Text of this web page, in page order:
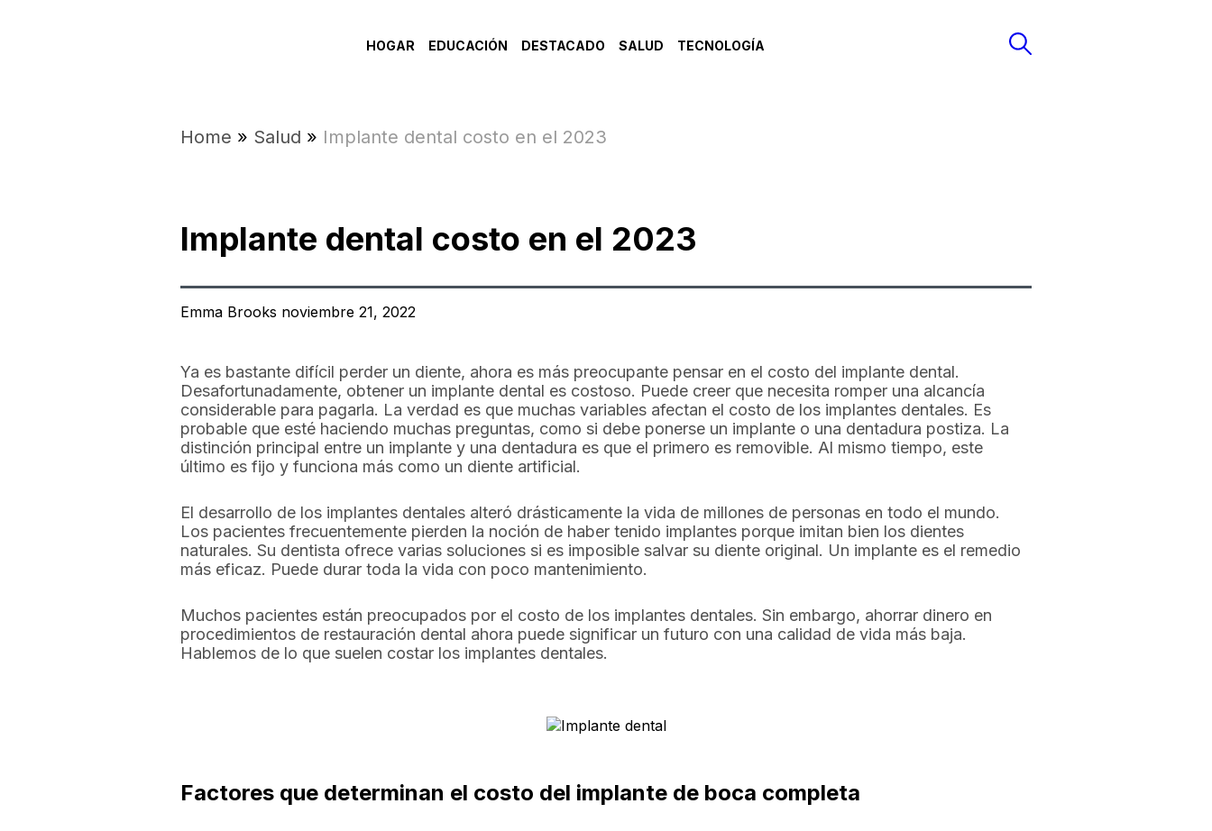
HOGAR EDUCACIÓN DESTACADO SALUD TECNOLOGÍA
Home » Salud » Implante dental costo en el 2023
Implante dental costo en el 2023
Emma Brooks noviembre 21, 2022
Ya es bastante difícil perder un diente, ahora es más preocupante pensar en el costo del implante dental.
Desafortunadamente, obtener un implante dental es costoso. Puede creer que necesita romper una alcancía
considerable para pagarla. La verdad es que muchas variables afectan el costo de los implantes dentales. Es
probable que esté haciendo muchas preguntas, como si debe ponerse un implante o una dentadura postiza. La
distinción principal entre un implante y una dentadura es que el primero es removible. Al mismo tiempo, este
último es fijo y funciona más como un diente artificial.
El desarrollo de los implantes dentales alteró drásticamente la vida de millones de personas en todo el mundo.
Los pacientes frecuentemente pierden la noción de haber tenido implantes porque imitan bien los dientes
naturales. Su dentista ofrece varias soluciones si es imposible salvar su diente original. Un implante es el remedio
más eficaz. Puede durar toda la vida con poco mantenimiento.
Muchos pacientes están preocupados por el costo de los implantes dentales. Sin embargo, ahorrar dinero en
procedimientos de restauración dental ahora puede significar un futuro con una calidad de vida más baja.
Hablemos de lo que suelen costar los implantes dentales.
Factores que determinan el costo del implante de boca completa